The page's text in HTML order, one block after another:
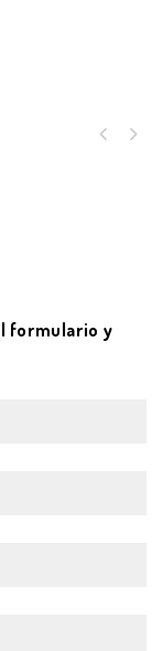
formulario y